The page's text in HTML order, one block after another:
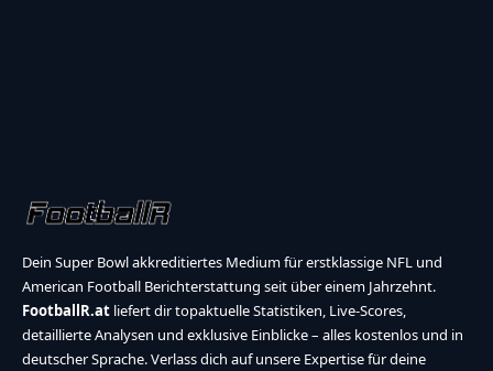
Dein Super Bowl akkreditiertes Medium für erstklassige NFL und
American Football Berichterstattung seit über einem Jahrzehnt.
FootballR.at liefert dir topaktuelle Statistiken, Live-Scores,
detaillierte Analysen und exklusive Einblicke – alles kostenlos und in
deutscher Sprache. Verlass dich auf unsere Expertise für deine